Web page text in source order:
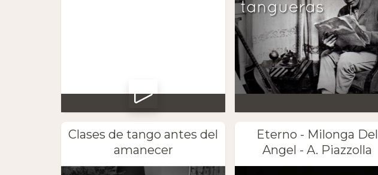
Clases de tango antes del
amanecer
Eterno - Milonga Del
Angel - A. Piazzolla